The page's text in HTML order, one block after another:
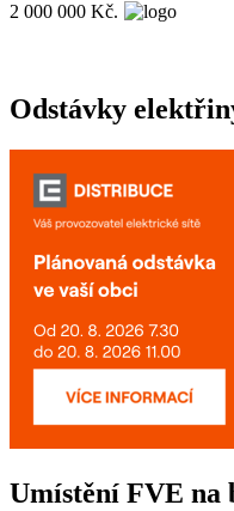
2 000 000 Kč.
Odstávky
Umístění FVE na